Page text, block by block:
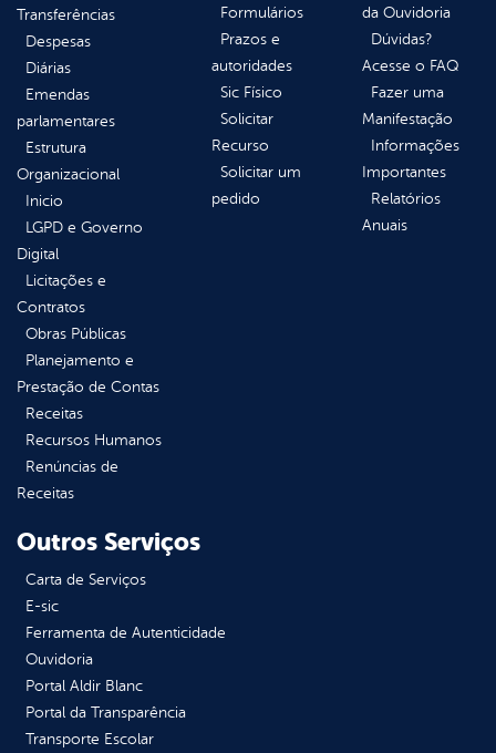
Transferências
Despesas
Diárias
Emendas
parlamentares
Estrutura
Organizacional
Inicio
LGPD e Governo
Digital
Licitações e
Contratos
Obras Públicas
Planejamento e
Prestação de Contas
Receitas
Recursos Humanos
Renúncias de
Receitas
Formulários
Prazos e
autoridades
Sic Físico
Solicitar
Recurso
Solicitar um
pedido
da Ouvidoria
Dúvidas?
Acesse o FAQ
Fazer uma
Manifestação
Informações
Importantes
Relatórios
Anuais
Outros Serviços
Carta de Serviços
E-sic
Ferramenta de Autenticidade
Ouvidoria
Portal Aldir Blanc
Portal da Transparência
Transporte Escolar